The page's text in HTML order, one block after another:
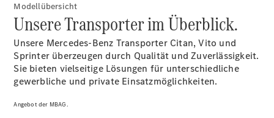
Startseite
Modellübersicht
Konfigurator
Ansprechpartner
finden
Probefahrt
Modellübersicht
Unsere Transporter im Überblick.
Unsere Mercedes-Benz Transporter Citan, Vito und
Sprinter überzeugen durch Qualität und Zuverlässigkeit.
Sie bieten vielseitige Lösungen für unterschiedliche
gewerbliche und private Einsatzmöglichkeiten.
Angebot der MBAG.